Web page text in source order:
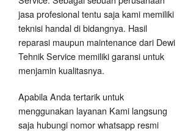
jasa profesional tentu saja kami memiliki
teknisi handal di bidangnya. Hasil
reparasi maupun maintenance dari Dewi
Tehnik Service memiliki garansi untuk
menjamin kualitasnya.
Apabila Anda tertarik untuk
menggunakan layanan Kami langsung
saja hubungi nomor whatsapp resmi